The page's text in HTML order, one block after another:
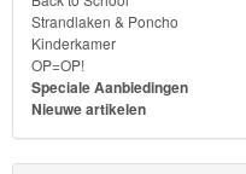
Strandlaken & Poncho
Kinderkamer
OP=OP!
Speciale Aanbiedingen
Nieuwe artikelen